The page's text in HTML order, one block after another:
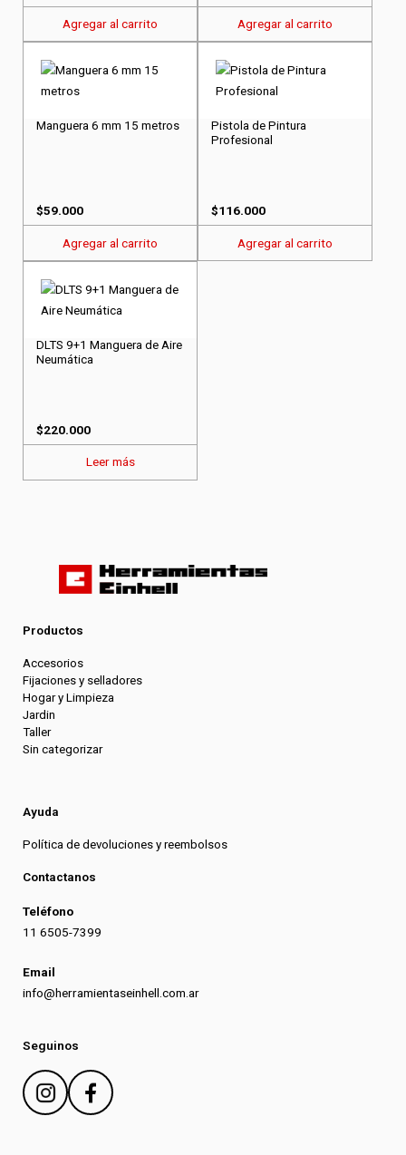
Agregar al carrito Agregar al carrito
Manguera 6 mm 15 metros
$59.000
Agregar al carrito
Pistola de Pintura
Profesional
$116.000
Agregar al carrito
DLTS 9+1 Manguera de Aire
Neumática
$220.000
Leer más
Productos
Accesorios
Fijaciones y selladores
Hogar y Limpieza
Jardin
Taller
Sin categorizar
Ayuda
Política de devoluciones y reembolsos
Contactanos
Teléfono
11 6505-7399
Email
info@herramientaseinhell.com.ar
Seguinos